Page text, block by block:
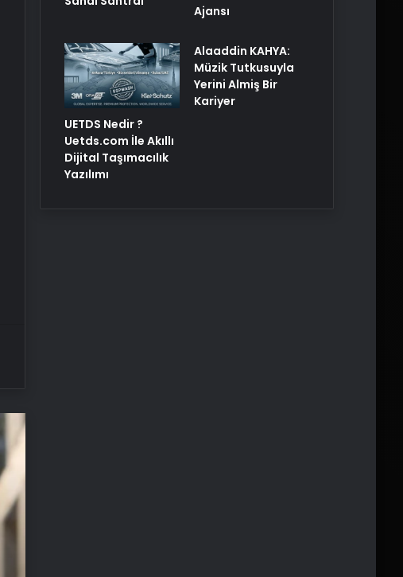
Ajansı
UETDS Nedir ?
Uetds.com İle Akıllı
Dijital Taşımacılık
Yazılımı
Alaaddin KAHYA:
Müzik Tutkusuyla
Yerini Almiş Bir
Kariyer